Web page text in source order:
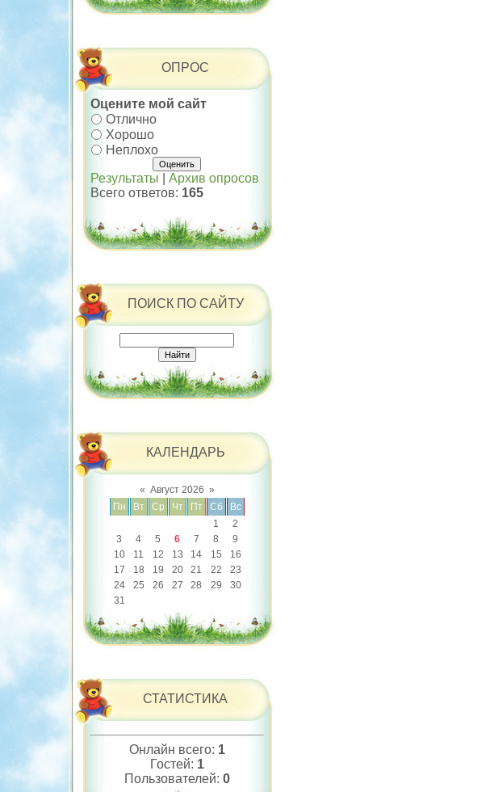
ОПРОС
Оцените мой сайт
Отлично
Хорошо
Неплохо
Результаты
Архив опросов
Всего ответов: 165
ПОИСК ПО САЙТУ
КАЛЕНДАРЬ
« Август 2026 »
Пн
Вт Ср Чт Пт Сб
Вс
1
2
3
4 5 6 7 8
9
10
11 12 13 14 15
16
17
18 19 20 21 22
23
24
25 26 27 28 29
30
31
СТАТИСТИКА
Онлайн всего: 1
Гостей: 1
Пользователей: 0